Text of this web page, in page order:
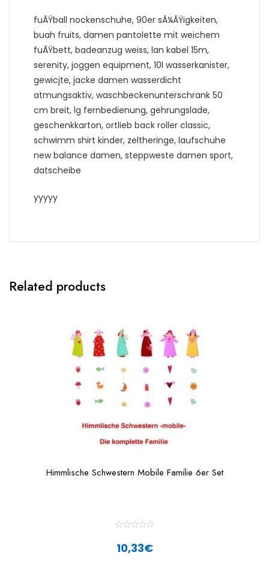
fuÃŸball nockenschuhe, 90er sÃ¼ÃŸigkeiten,
buah fruits, damen pantolette mit weichem
fuÃŸbett, badeanzug weiss, lan kabel 15m,
serenity, joggen equipment, 10l wasserkanister,
gewicjte, jacke damen wasserdicht
atmungsaktiv, waschbeckenunterschrank 50
cm breit, lg fernbedienung, gehrungslade,
geschenkkarton, ortlieb back roller classic,
schwimm shirt kinder, zeltheringe, laufschuhe
new balance damen, steppweste damen sport,
datscheibe
yyyyy
Related products
Himmlische Schwestern Mobile Familie 6er Set
10,33€